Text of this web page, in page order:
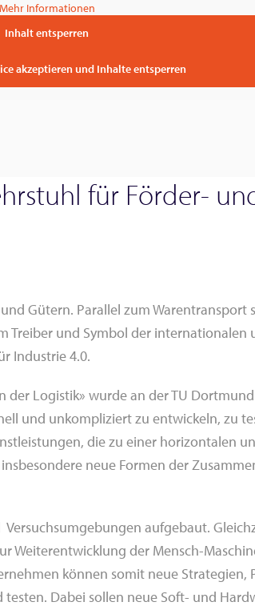
Mehr Informationen
Inhalt entsperren
akzeptieren und Inhalte entsperren
für Förder-
Gütern. Parallel zum Warentransport
Treiber und Symbol der internationalen
Industrie 4.0.
der Logistik» wurde an der TU
und unkompliziert zu entwickeln, zu
die zu einer horizontalen
neue Formen der
aufgebaut.
Weiterentwicklung der Mensch-
können somit neue Strategien,
Dabei sollen neue Soft- und